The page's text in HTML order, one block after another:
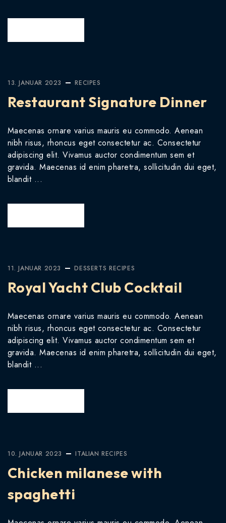
13. JANUAR 2023 RECIPES
Restaurant Signature Dinner
Maecenas ornare varius mauris eu commodo. Aenean
nibh risus, rhoncus eget consectetur ac. Consectetur
adipiscing elit. Vivamus auctor condimentum sem et
gravida. Maecenas id enim pharetra, sollicitudin dui eget,
blandit ...
11. JANUAR 2023 DESSERTS RECIPES
Royal Yacht Club Cocktail
Maecenas ornare varius mauris eu commodo. Aenean
nibh risus, rhoncus eget consectetur ac. Consectetur
adipiscing elit. Vivamus auctor condimentum sem et
gravida. Maecenas id enim pharetra, sollicitudin dui eget,
blandit ...
10. JANUAR 2023 ITALIAN RECIPES
Chicken milanese with
spaghetti